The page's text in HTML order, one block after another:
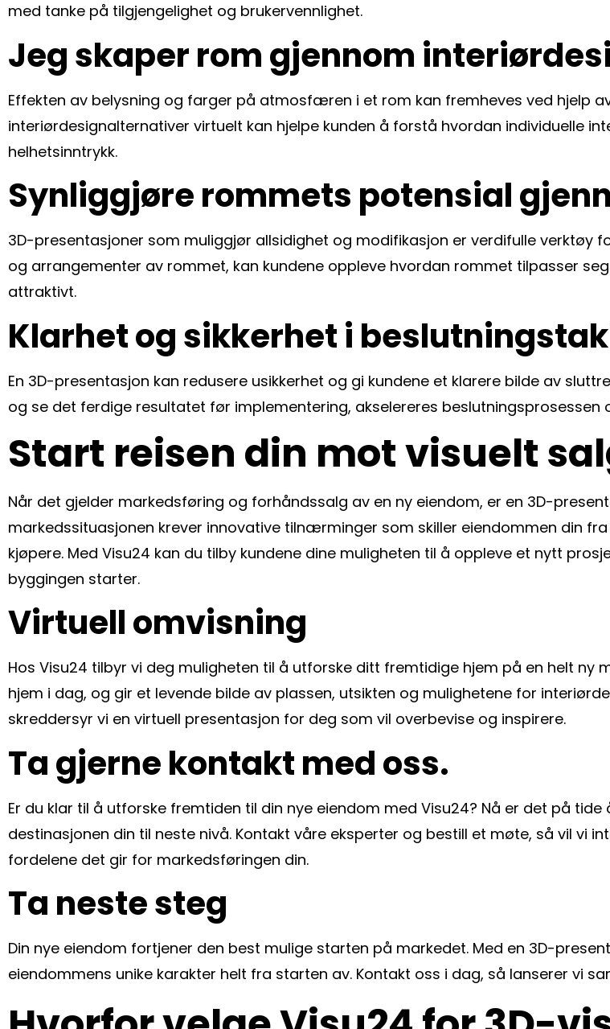
med tanke på tilgjengelighet og brukervennlighet.
Jeg skaper rom gjennom
Effekten av belysning og farger på atmosfæren i et rom kan fremheves ved hjelp
interiørdesignalternativer virtuelt kan hjelpe kunden å forstå hvordan individuelle
helhetsinntrykk.
Synliggjøre rommets potensial
3D-presentasjoner som muliggjør allsidighet og modifikasjon er verdifulle verktøy
og arrangementer av rommet, kan kundene oppleve hvordan rommet tilpasser
attraktivt.
Klarhet og sikkerhet i
En 3D-presentasjon kan redusere usikkerhet og gi kundene et klarere bilde av
og se det ferdige resultatet før implementering, akselereres beslutningsprosessen
Start reisen din mot visuelt
Når det gjelder markedsføring og forhåndssalg av en ny eiendom, er en 3D-
markedssituasjonen krever innovative tilnærminger som skiller eiendommen din
kjøpere. Med Visu24 kan du tilby kundene dine muligheten til å oppleve et nytt
byggingen starter.
Virtuell omvisning
Hos Visu24 tilbyr vi deg muligheten til å utforske ditt fremtidige hjem på en helt ny
hjem i dag, og gir et levende bilde av plassen, utsikten og mulighetene for
skreddersyr vi en virtuell presentasjon for deg som vil overbevise og inspirere.
Ta gjerne kontakt med oss.
Er du klar til å utforske fremtiden til din nye eiendom med Visu24? Nå er det på
destinasjonen din til neste nivå. Kontakt våre eksperter og bestill et møte, så vil vi
fordelene det gir for markedsføringen din.
Ta neste steg
Din nye eiendom fortjener den best mulige starten på markedet. Med en 3D-
eiendommens unike karakter helt fra starten av. Kontakt oss i dag, så lanserer vi